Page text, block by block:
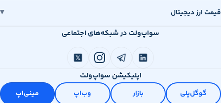
دیجیتال
سواپ‌ولت در شبکه‌های اجتماعی
اپلیکیشن سواپ‌ولت
وب‌اپ مینی‌اپ